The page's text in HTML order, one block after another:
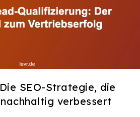
SEO-Strategie, die
verbessert